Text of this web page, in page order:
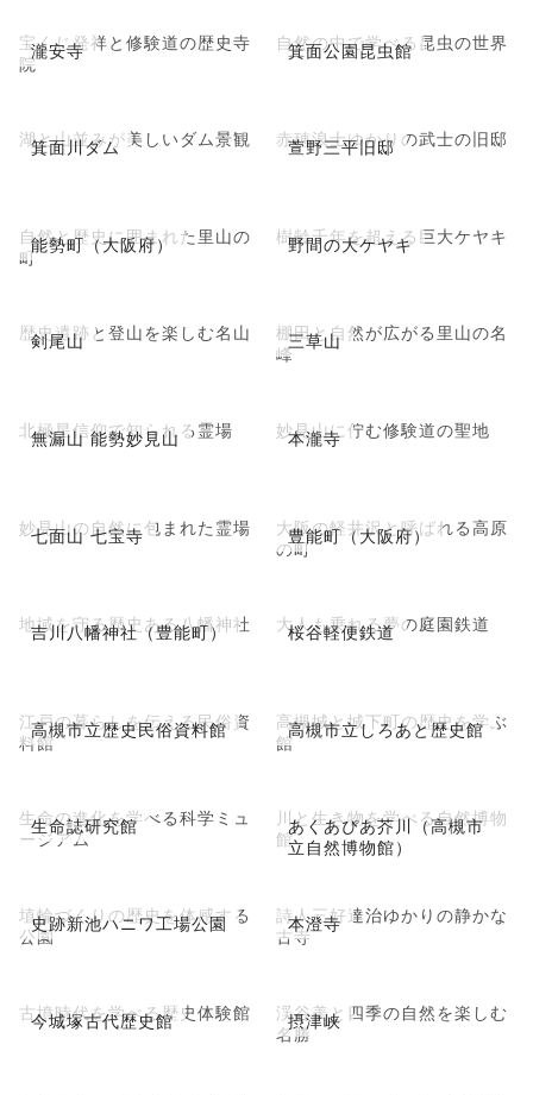
瀧安寺
宝くじ発祥と修験道の歴史寺
院
箕面公園昆虫館
自然の中で学べる昆虫の世界
箕面川ダム
湖と山並みが美しいダム景観 萱野三平旧邸
赤穂浪士ゆかりの武士の旧邸
能勢町（大阪府）
自然と歴史に囲まれた里山の
町
野間の大ケヤキ
樹齢千年を超える巨大ケヤキ
剣尾山
歴史遺跡と登山を楽しむ名山 三草山
棚田と自然が広がる里山の名
峰
無漏山 能勢妙見山
北極星信仰で知られる霊場 本瀧寺
妙見山に佇む修験道の聖地
七面山 七宝寺
妙見山の自然に包まれた霊場 豊能町（大阪府）
大阪の軽井沢と呼ばれる高原
の町
吉川八幡神社（豊能町）
地域を守る歴史ある八幡神社 桜谷軽便鉄道
大人も乗れる夢の庭園鉄道
高槻市立歴史民俗資料館
江戸の暮らしを伝える民俗資
料館
高槻市立しろあと歴史館
高槻城と城下町の歴史を学ぶ
館
生命誌研究館
生命の進化を学べる科学ミュ
ージアム
あくあぴあ芥川（高槻市
立自然博物館）
川と生き物を学べる自然博物
館
史跡新池ハニワ工場公園
埴輪づくりの歴史を体感する
公園
本澄寺
詩人三好達治ゆかりの静かな
古寺
今城塚古代歴史館
古墳時代を学べる歴史体験館 摂津峡
渓谷美と四季の自然を楽しむ
名勝